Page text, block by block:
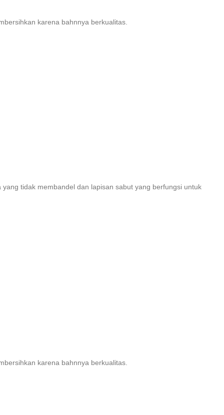
karena bahnnya berkualitas.
tidak membandel dan lapisan sabut yang berfungsi untuk
karena bahnnya berkualitas.